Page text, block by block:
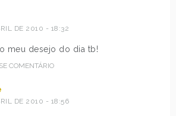
DE 2010 - 18:32
meu desejo do dia tb!
COMENTÁRIO
DE 2010 - 18:56